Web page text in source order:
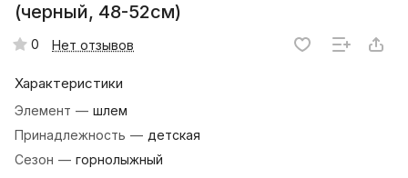
(черный, 48-52см)
0 Нет отзывов
Характеристики
Элемент — шлем
Принадлежность — детская
Сезон — горнолыжный